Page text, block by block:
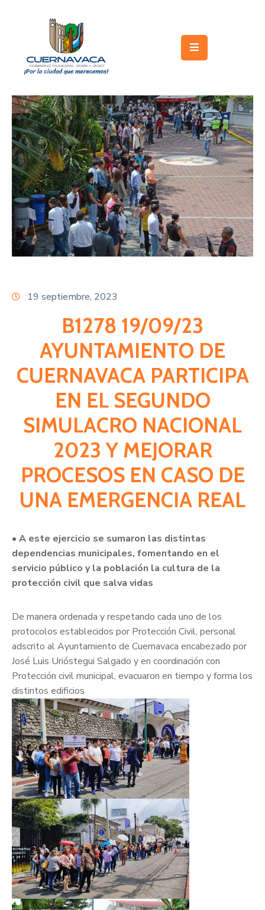
Gobierno
Turismo
Trámites
y
Servicios
Licitaciones
Transparencia
Directorio
19 septiembre, 2023
B1278 19/09/23
AYUNTAMIENTO DE
CUERNAVACA PARTICIPA
EN EL SEGUNDO
SIMULACRO NACIONAL
2023 Y MEJORAR
PROCESOS EN CASO DE
UNA EMERGENCIA REAL
• A este ejercicio se sumaron las distintas
dependencias municipales, fomentando en el
servicio público y la población la cultura de la
protección civil que salva vidas
De manera ordenada y respetando cada uno de los
protocolos establecidos por Protección Civil, personal
adscrito al Ayuntamiento de Cuernavaca encabezado por
José Luis Urióstegui Salgado y en coordinación con
Protección civil municipal, evacuaron en tiempo y forma los
distintos edificios